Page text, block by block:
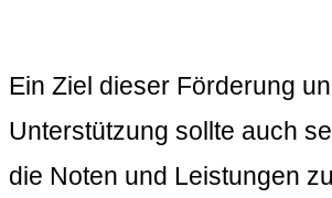
Ein Ziel dieser Förderung
Unterstützung sollte auch
die Noten und Leistungen zu